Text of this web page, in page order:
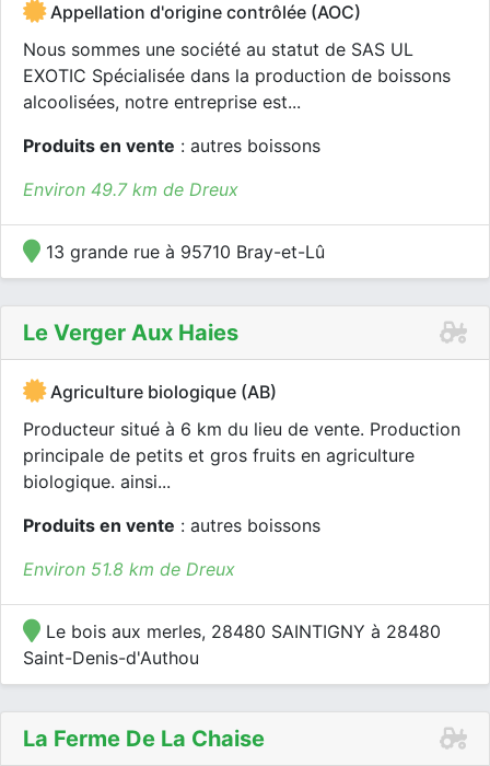
Appellation d'origine contrôlée (AOC)
Nous sommes une société au statut de SAS UL
EXOTIC Spécialisée dans la production de boissons
alcoolisées, notre entreprise est...
Produits en vente : autres boissons
Environ 49.7 km de Dreux
13 grande rue à 95710 Bray-et-Lû
Le Verger Aux Haies
Agriculture biologique (AB)
Producteur situé à 6 km du lieu de vente. Production
principale de petits et gros fruits en agriculture
biologique. ainsi...
Produits en vente : autres boissons
Environ 51.8 km de Dreux
Le bois aux merles, 28480 SAINTIGNY à 28480
Saint-Denis-d'Authou
La Ferme De La Chaise